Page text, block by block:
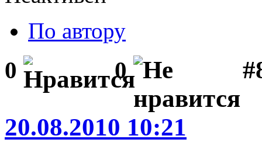
По автору
0 0
20.08.2010 10:21